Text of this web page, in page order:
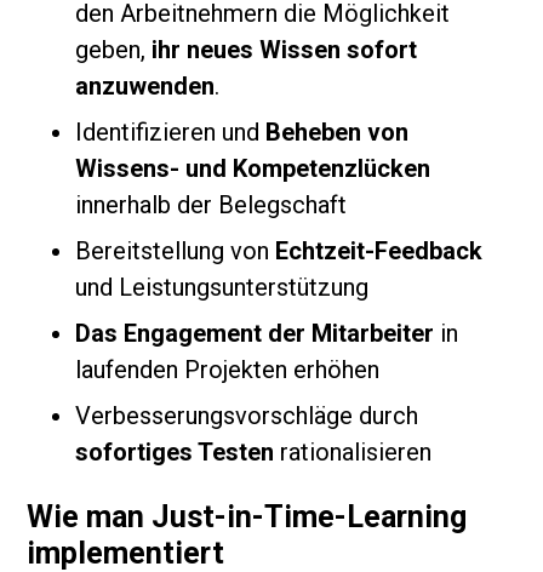
den Arbeitnehmern die Möglichkeit
geben, ihr neues Wissen sofort
anzuwenden.
Identifizieren und Beheben von
Wissens- und Kompetenzlücken
innerhalb der Belegschaft
Bereitstellung von Echtzeit-Feedback
und Leistungsunterstützung
Das Engagement der Mitarbeiter in
laufenden Projekten erhöhen
Verbesserungsvorschläge durch
sofortiges Testen rationalisieren
Wie man Just-in-Time-Learning
implementiert